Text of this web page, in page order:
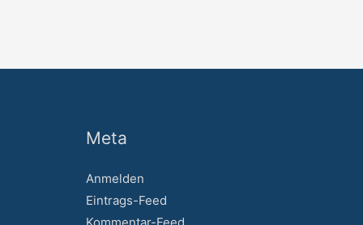
Meta
Anmelden
Eintrags-Feed